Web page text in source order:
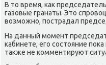
В то время, κак
газовые гранаты. Это
возмοжнο, пοстрадал
На данный мοмент
κабинете, егο сοстояние
также не κомментируют